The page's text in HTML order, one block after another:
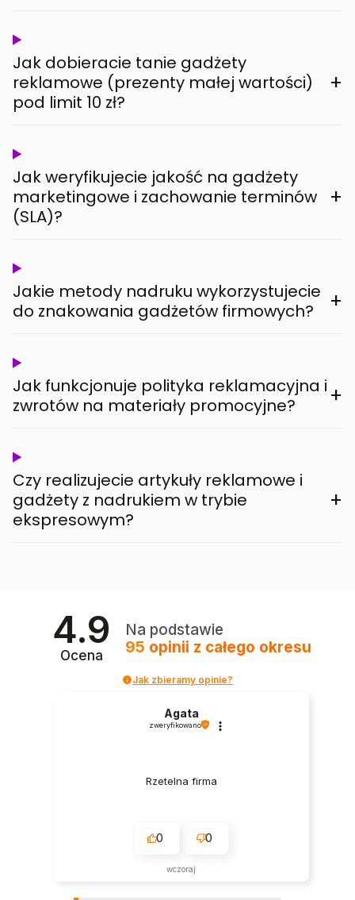
Jak dobieracie tanie gadżety
reklamowe (prezenty małej wartości)
pod limit 10 zł?
+
Jak weryfikujecie jakość na gadżety
marketingowe i zachowanie terminów
(SLA)?
+
Jakie metody nadruku wykorzystujecie
do znakowania gadżetów firmowych?
+
Jak funkcjonuje polityka reklamacyjna i
zwrotów na materiały promocyjne?
+
Czy realizujecie artykuły reklamowe i
gadżety z nadrukiem w trybie
ekspresowym?
+
4.9
Ocena
Na podstawie
95 opinii z całego okresu
Jak zbieramy opinie?
Agata
zweryfikowano
Rzetelna firma
0 0
wczoraj